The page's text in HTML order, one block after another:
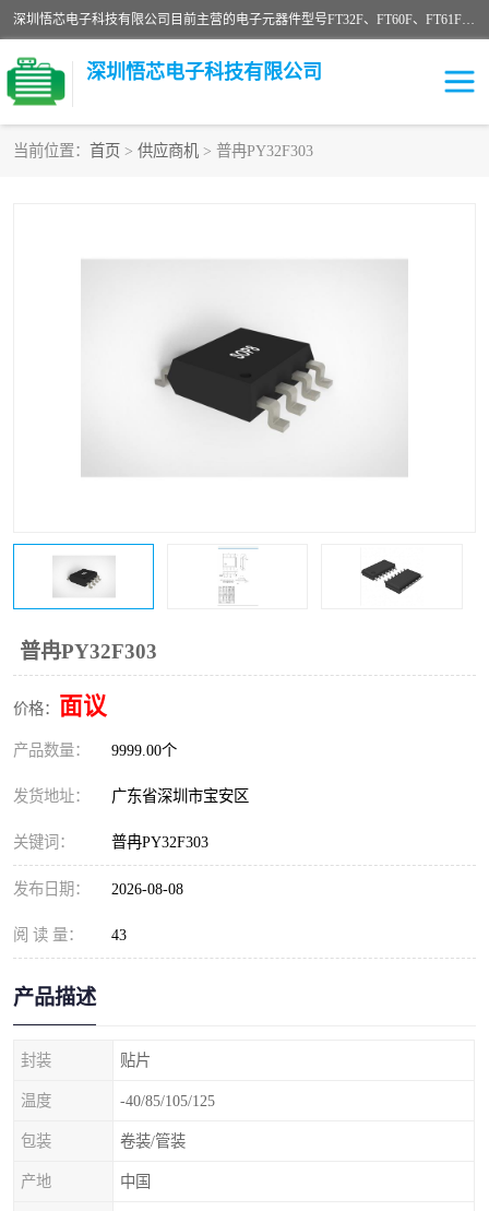
深圳悟芯电子科技有限公司目前主营的电子元器件型号FT32F、FT60F、FT61F、FT62F、FT64F、FT61FC、MCU EEPROM MOS LDO 稳压管 触摸IC DC-DC AC-DC 协议IC等，广泛应用于LED射灯、LED日光灯、等诸多领域。
深圳悟芯电子科技有限公司
当前位置： 首页 > 供应商机 > 普冉PY32F303
普冉PY32F303
价格： 面议
产品数量： 9999.00个
发货地址： 广东省深圳市宝安区
关键词： 普冉PY32F303
发布日期： 2026-08-08
阅 读 量： 43
产品描述
封装 贴片
温度 -40/85/105/125
包装 卷装/管装
产地 中国
FT61F
FT64F
FT61F022
FT61F021